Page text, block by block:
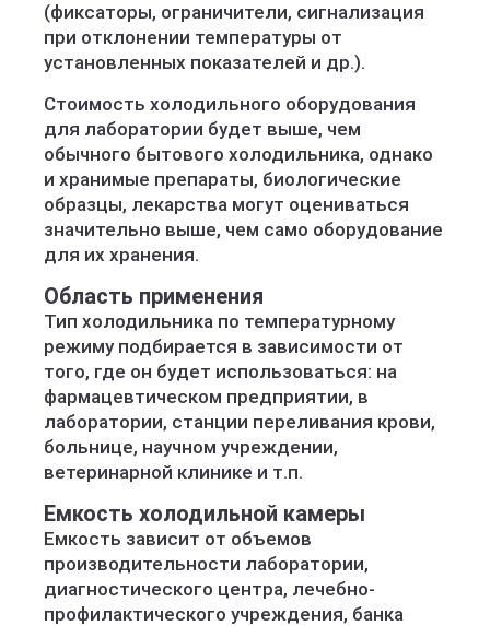
(фиксаторы, ограничители, сигнализация
при отклонении температуры от
установленных показателей и др.).
Стоимость холодильного оборудования
для лаборатории будет выше, чем
обычного бытового холодильника, однако
и хранимые препараты, биологические
образцы, лекарства могут оцениваться
значительно выше, чем само оборудование
для их хранения.
Область применения
Тип холодильника по температурному
режиму подбирается в зависимости от
того, где он будет использоваться: на
фармацевтическом предприятии, в
лаборатории, станции переливания крови,
больнице, научном учреждении,
ветеринарной клинике и т.п.
Емкость холодильной камеры
Емкость зависит от объемов
производительности лаборатории,
диагностического центра, лечебно-
профилактического учреждения, банка